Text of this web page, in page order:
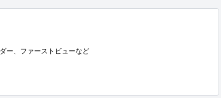
ー、ファーストビューなど